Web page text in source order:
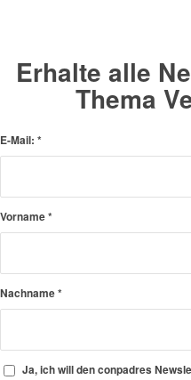
Erhalte alle
Thema
E-Mail: *
Vorname*
Nachname*
Ja, ich will den conpadres